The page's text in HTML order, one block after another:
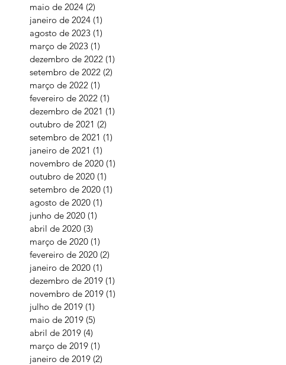
maio de 2024 (2)
janeiro de 2024 (1)
agosto de 2023 (1)
março de 2023 (1)
dezembro de 2022 (1)
setembro de 2022 (2)
março de 2022 (1)
fevereiro de 2022 (1)
dezembro de 2021 (1)
outubro de 2021 (2)
setembro de 2021 (1)
janeiro de 2021 (1)
novembro de 2020 (1)
outubro de 2020 (1)
setembro de 2020 (1)
agosto de 2020 (1)
junho de 2020 (1)
abril de 2020 (3)
março de 2020 (1)
fevereiro de 2020 (2)
janeiro de 2020 (1)
dezembro de 2019 (1)
novembro de 2019 (1)
julho de 2019 (1)
maio de 2019 (5)
abril de 2019 (4)
março de 2019 (1)
janeiro de 2019 (2)